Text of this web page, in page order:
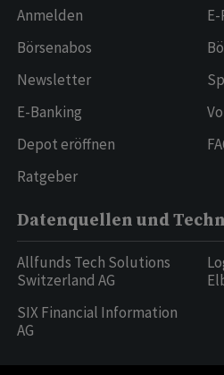
Anmelden
Börsenabos
Newsletter
E-Banking
Depot eröffnen
Ratgeber
Datenquellen und
Allfunds Tech Solutions
Switzerland AG
SIX Financial Information
AG